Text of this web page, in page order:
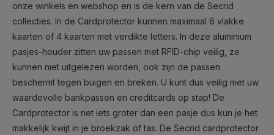
onze winkels en webshop en is de kern van de Secrid
collecties. In de Cardprotector kunnen maximaal 6 vlakke
kaarten of 4 kaarten met verdikte letters. In deze aluminium
pasjes-houder zitten uw passen met RFID-chip veilig, ze
kunnen niet uitgelezen worden, ook zijn de passen
beschermt tegen buigen en breken. U kunt dus veilig met uw
waardevolle bankpassen en creditcards op stap! De
Cardprotector is net iets groter dan een pasje dus kun je het
makkelijk kwijt in je broekzak of tas. De Secrid cardprotector